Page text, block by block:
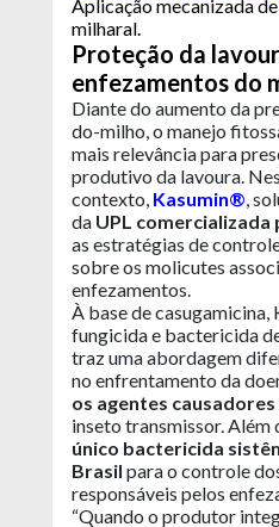
Aplicação mecanizada
milharal.
Proteção da
enfezamentos do
Diante do aumento da
do-milho, o manejo
mais relevância para
produtivo da lavoura.
contexto, Kasumin®,
da UPL comercializada
as estratégias de
sobre os molicutes
enfezamentos.
À base de casugamicina,
fungicida e bactericida
traz uma abordagem
no enfrentamento da
os agentes causadores
inseto transmissor. Além
único bactericida
Brasil para o controle
responsáveis pelos
“Quando o produtor